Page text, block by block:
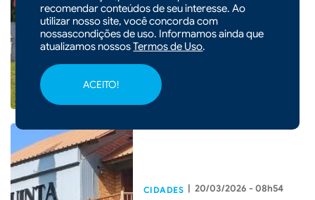
recomendar conteúdos de seu interesse. Ao
utilizar nosso site, você concorda com
nossascondições de uso. Informamos ainda que
atualizamos nossosTermos de Uso.
ACEITO!
Educação de Xanxerê abre
processo seletivo para
professores
CIDADES | 20/03/2026 - 08h54